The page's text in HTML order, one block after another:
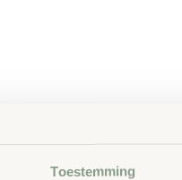
Toestemming